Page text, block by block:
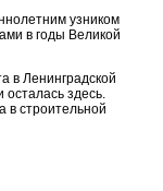
узником
в годы Великой
в Ленинградской
здесь.
в строительной